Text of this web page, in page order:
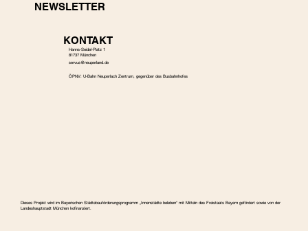
KONTAKT
Hanns-Seidel-Platz 1
81737 München
servus@neuperland.de
ÖPNV: U-Bahn Neuperlach Zentrum, gegenüber des Busbahnhofes
NEWSLETTER
Dieses Projekt wird im Bayerischen Städtebauförderungspro­gramm „Innenstädte beleben“ mit Mitteln des Freistaats Bayern gefördert sowie von der
Landeshauptstadt München kofinanziert.